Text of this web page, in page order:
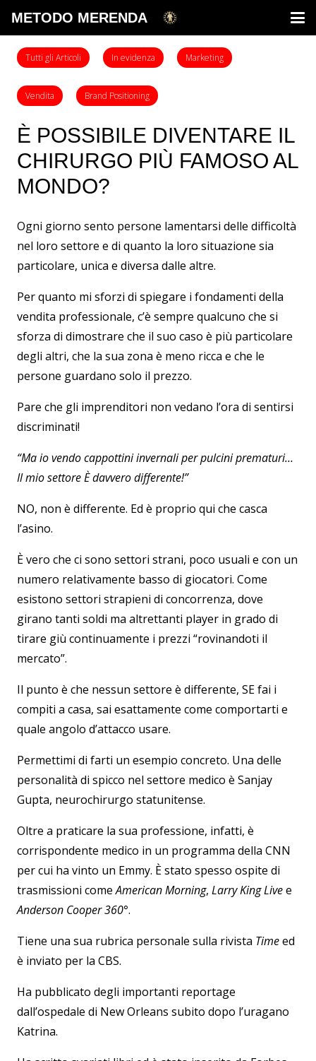
METODO MERENDA
Tutti gli Articoli In evidenza Marketing
Vendita Brand Positioning
È POSSIBILE DIVENTARE IL
CHIRURGO PIÙ FAMOSO AL
MONDO?
Ogni giorno sento persone lamentarsi delle difficoltà
nel loro settore e di quanto la loro situazione sia
particolare, unica e diversa dalle altre.
Per quanto mi sforzi di spiegare i fondamenti della
vendita professionale, c’è sempre qualcuno che si
sforza di dimostrare che il suo caso è più particolare
degli altri, che la sua zona è meno ricca e che le
persone guardano solo il prezzo.
Pare che gli imprenditori non vedano l’ora di sentirsi
discriminati!
“Ma io vendo cappottini invernali per pulcini prematuri…
Il mio settore È davvero differente!”
NO, non è differente. Ed è proprio qui che casca
l’asino.
È vero che ci sono settori strani, poco usuali e con un
numero relativamente basso di giocatori. Come
esistono settori strapieni di concorrenza, dove
girano tanti soldi ma altrettanti player in grado di
tirare giù continuamente i prezzi “rovinandoti il
mercato”.
Il punto è che nessun settore è differente, SE fai i
compiti a casa, sai esattamente come comportarti e
quale angolo d’attacco usare.
Permettimi di farti un esempio concreto. Una delle
personalità di spicco nel settore medico è Sanjay
Gupta, neurochirurgo statunitense.
Oltre a praticare la sua professione, infatti, è
corrispondente medico in un programma della CNN
per cui ha vinto un Emmy. È stato spesso ospite di
trasmissioni comeAmerican Morning, Larry King Livee
Anderson Cooper 360°.
Tiene una sua rubrica personale sulla rivista Timeed
è inviato per la CBS.
Ha pubblicato degli importanti reportage
dall’ospedale di New Orleans subito dopo l’uragano
Katrina.